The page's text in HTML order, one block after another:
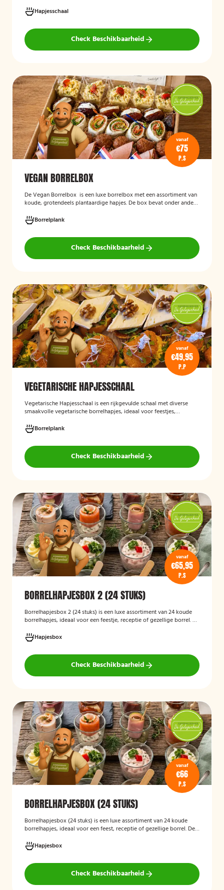
Hapjesschaal
Check Beschikbaarheid
vanaf
€75
P.S
VEGAN BORRELBOX
DeVegan Borrelbox is een luxe borrelbox met een assortiment van
koude, grotendeels plantaardige hapjes. De box bevat onder andere
groenten, crostini’s en andere smaakvolle borrelhapjes die direct
serveerklaar zijn voor een feest, borrel of bijeenkomst.
Borrelplank
Check Beschikbaarheid
vanaf
€49,95
P.P
VEGETARISCHE HAPJESSCHAAL
Vegetarische Hapjesschaal is een rijkgevulde schaal met diverse
smaakvolle vegetarische borrelhapjes, ideaal voor feestjes,
een gevarieerde selectie van vegetarische lekkernijen die direct
klaar zijn om te serveren en geschikt zijn voor gasten die bewust of
volledig vegetarisch eten.
Borrelplank
Check Beschikbaarheid
vanaf
€65,95
P.S
BORRELHAPJESBOX 2 (24 STUKS)
Borrelhapjesbox 2 (24 stuks) is een luxe assortiment van 24 koude
borrelhapjes, ideaal voor een feestje, receptie of gezellige borrel. De
klaar worden geleverd, zodat u uw gasten eenvoudig kunt trakteren
op een smaakvolle en feestelijke borrelervaring.
Hapjesbox
Check Beschikbaarheid
vanaf
€66
P.S
BORRELHAPJESBOX (24 STUKS)
Borrelhapjesbox (24 stuks) is een luxe assortiment van 24 koude
borrelhapjes, ideaal voor een feest, receptie of gezellige borrel. De
zalmrolletjes, brie met notenmelange en vitello tonato, verzorgd
gepresenteerd en direct klaar om te serveren.
Hapjesbox
Check Beschikbaarheid